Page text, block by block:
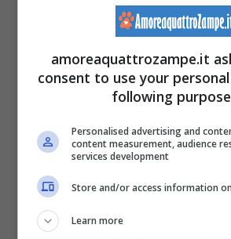
I principali problemi
comportamento
Se il nostro amico a quattro
problemi ad urinare, molto
presenta qualche patologia,
motivo è necessario fare
contattare il veterinario.
amoreaquattrozampe.it
consent to use your
following
Personalised advertising and
content measurement, audience
services development
Store and/or access information
Learn more